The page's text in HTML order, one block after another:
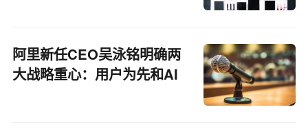
阿里新任CEO吴泳铭明确两
大战略重心：用户为先和AI